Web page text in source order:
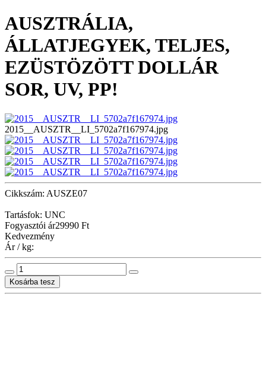
AUSZTRÁLIA,
ÁLLATJEGYEK, TELJES,
EZÜSTÖZÖTT DOLLÁR
SOR, UV, PP!
2015__AUSZTR__LI_5702a7f167974.jpg
Cikkszám: AUSZE07
Tartásfok: UNC
Fogyasztói ár29990 Ft
Kedvezmény
Ár / kg: